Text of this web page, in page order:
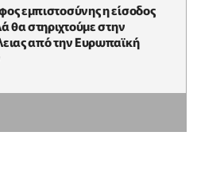
εμπιστοσύνης η είσοδος
θα στηριχτούμε στην
από την Ευρωπαϊκή